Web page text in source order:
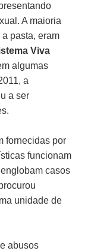
A maioria
pasta, eram
Viva
algumas
a
a ser
fornecidas por
funcionam
casos
unidade de
abusos